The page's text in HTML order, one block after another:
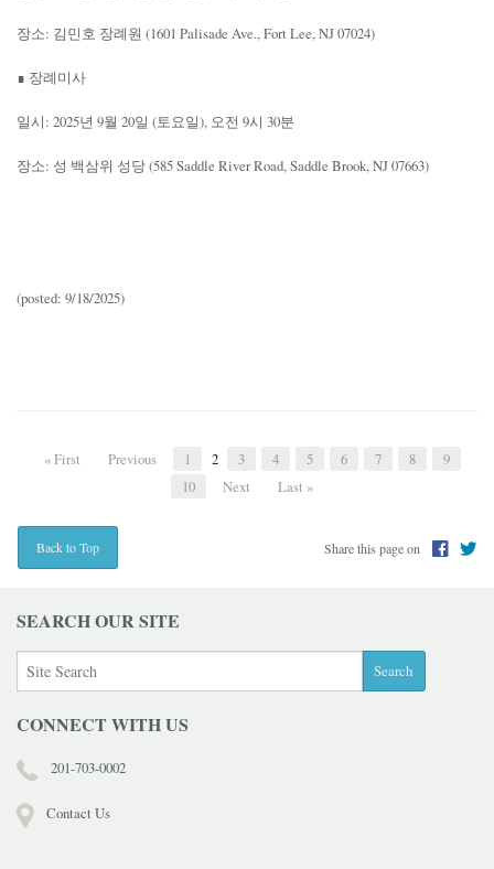
장소: 김민호 장례원 (1601 Palisade Ave., Fort Lee, NJ 07024)
∎ 장례미사
일시: 2025년 9월 20일 (토요일), 오전 9시 30분
장소: 성 백삼위 성당 (585 Saddle River Road, Saddle Brook, NJ 07663)
(posted: 9/18/2025)
« First Previous 1 2 3 4 5 6 7 8
9
10
Next Last »
Back to Top Share this page on
SEARCH OUR SITE
CONNECT WITH US
201-703-0002
Contact Us